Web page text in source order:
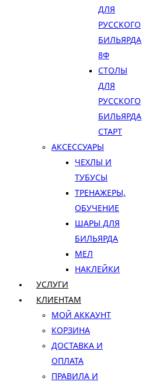
ДЛЯ
РУССКОГО
БИЛЬЯРДА
8Ф
СТОЛЫ
ДЛЯ
РУССКОГО
БИЛЬЯРДА
СТАРТ
АКСЕССУАРЫ
ЧЕХЛЫ И
ТУБУСЫ
ТРЕНАЖЕРЫ,
ОБУЧЕНИЕ
ШАРЫ ДЛЯ
БИЛЬЯРДА
МЕЛ
НАКЛЕЙКИ
УСЛУГИ
КЛИЕНТАМ
МОЙ АККАУНТ
КОРЗИНА
ДОСТАВКА И
ОПЛАТА
ПРАВИЛА И